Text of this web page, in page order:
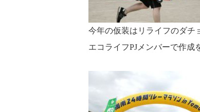
今年の仮装はリライフのダチ
エコライフPJメンバーで作成